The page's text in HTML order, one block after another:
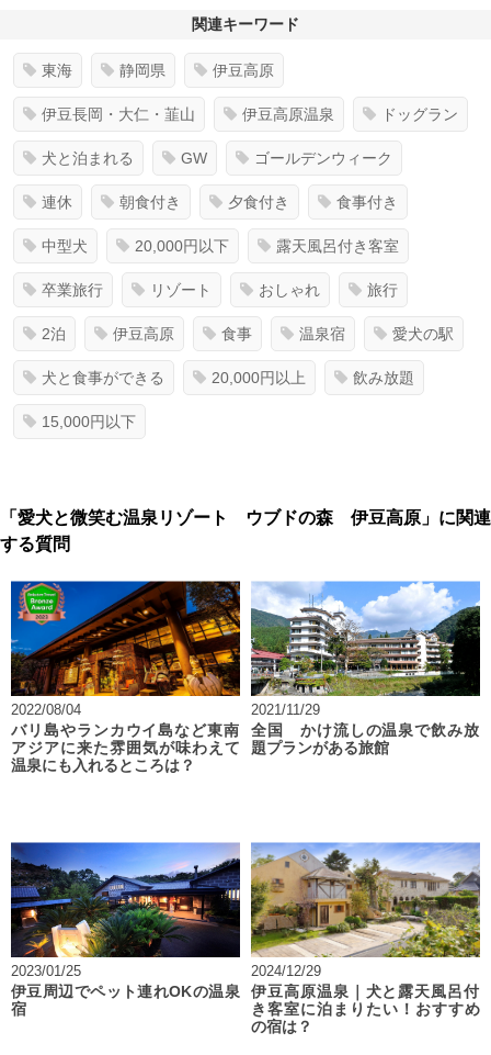
関連キーワード
東海 静岡県 伊豆高原
伊豆長岡・大仁・韮山 伊豆高原温泉 ドッグラン
犬と泊まれる GW ゴールデンウィーク
連休 朝食付き 夕食付き 食事付き
中型犬 20,000円以下 露天風呂付き客室
卒業旅行 リゾート おしゃれ 旅行
2泊 伊豆高原 食事 温泉宿 愛犬の駅
犬と食事ができる 20,000円以上 飲み放題
15,000円以下
「愛犬と微笑む温泉リゾート ウブドの森 伊豆高原」に関連
する質問
2022/08/04
バリ島やランカウイ島など東南
アジアに来た雰囲気が味わえて
温泉にも入れるところは？
2021/11/29
全国 かけ流しの温泉で飲み放
題プランがある旅館
2023/01/25
伊豆周辺でペット連れOKの温泉
宿
2024/12/29
伊豆高原温泉｜犬と露天風呂付
き客室に泊まりたい！おすすめ
の宿は？